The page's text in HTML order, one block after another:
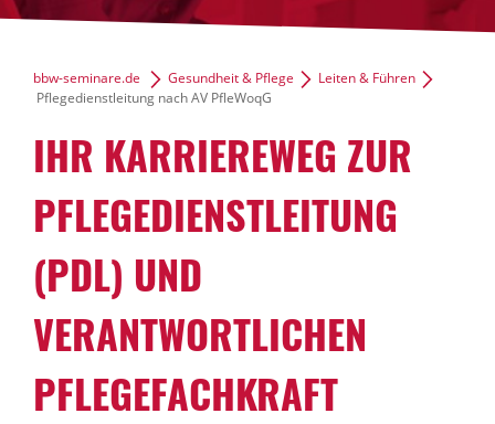
Infomaterial anfordern
bbw-seminare.de Gesundheit & Pflege
Leiten & Führen
Pflegedienstleitung nach AV PfleWoqG
IHR KARRIEREWEG ZUR
PFLEGEDIENSTLEITUNG
(PDL) UND
VERANTWORTLICHEN
PFLEGEFACHKRAFT